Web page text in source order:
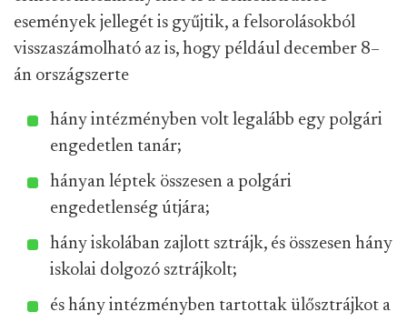
események jellegét is gyűjtik, a felsorolásokból
visszaszámolható az is, hogy például december 8–
án országszerte
hány intézményben volt legalább egy polgári
engedetlen tanár;
hányan léptek összesen a polgári
engedetlenség útjára;
hány iskolában zajlott sztrájk, és összesen hány
iskolai dolgozó sztrájkolt;
és hány intézményben tartottak ülősztrájkot a